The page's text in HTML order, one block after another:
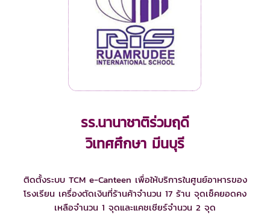
รร.นานาชาติร่วมฤดี
วิเทศศึกษา มีนบุรี
ติดตั้งระบบ TCM e-Canteen เพื่อให้บริการในศูนย์อาหารของ
โรงเรียน เครื่องตัดเงินที่ร้านค้าจำนวน 17 ร้าน จุดเช็คยอดคง
เหลือจำนวน 1 จุดและแคชเชียร์จำนวน 2 จุด